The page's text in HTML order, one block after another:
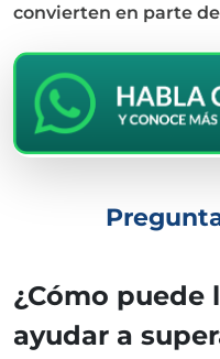
convierten en parte
¿Cómo puede
ayudar a